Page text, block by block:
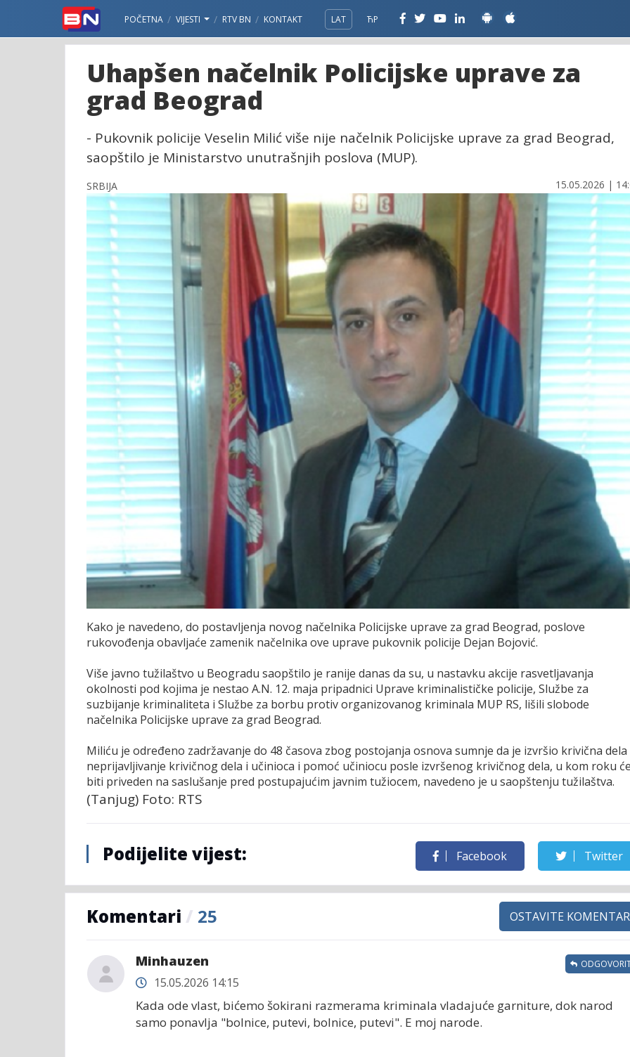
POČETNA VIJESTI RTV BN KONTAKT LAT ЋР
Uhapšen načelnik Policijske uprave za
grad Beograd
- Pukovnik policije Veselin Milić više nije načelnik Policijske uprave za grad Beograd,
saopštilo je Ministarstvo unutrašnjih poslova (MUP).
SRBIJA 15.05.2026 |
Kako je navedeno, do postavljenja novog načelnika Policijske uprave za grad Beograd, poslove
rukovođenja obavljaće zamenik načelnika ove uprave pukovnik policije Dejan Bojović.
Više javno tužilaštvo u Beogradu saopštilo je ranije danas da su, u nastavku akcije rasvetljavanja
okolnosti pod kojima je nestao A.N. 12. maja pripadnici Uprave kriminalističke policije, Službe za
suzbijanje kriminaliteta i Službe za borbu protiv organizovanog kriminala MUP RS, lišili slobode
načelnika Policijske uprave za grad Beograd.
Miliću je određeno zadržavanje do 48 časova zbog postojanja osnova sumnje da je izvršio krivična dela
neprijavljivanje krivičnog dela i učinioca i pomoć učiniocu posle izvršenog krivičnog dela, u kom roku
biti priveden na saslušanje pred postupajućim javnim tužiocem, navedeno je u saopštenju tužilaštva.
(Tanjug) Foto: RTS
Podijelite vijest: Facebook Twitter
Komentari / 25 OSTAVITE KOMENTAR
Minhauzen
15.05.2026 14:15
Kada ode vlast, bićemo šokirani razmerama kriminala vladajuće garniture, dok narod
samo ponavlja "bolnice, putevi, bolnice, putevi". E moj narode.